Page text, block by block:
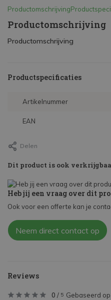
Productomschrijving
Productomschrijving
Productomschrijving
Productspecificaties
Artikelnummer
EAN
Delen
Dit product is ook
Heb jij een vraag over dit
Ook voor een offerte kan je
Neem direct contact op
Reviews
0 / 5 Gebaseerd